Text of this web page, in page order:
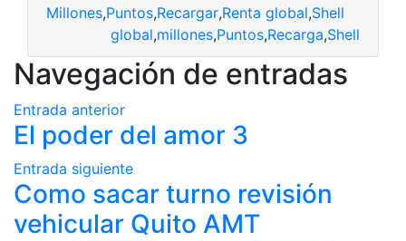
Millones,Puntos,Recargar,Renta global,Shell
global,millones,Puntos,Recarga,Shell
Navegación de entradas
Entrada anterior
El poder del amor 3
Entrada siguiente
Como sacar turno revisión
vehicular Quito AMT